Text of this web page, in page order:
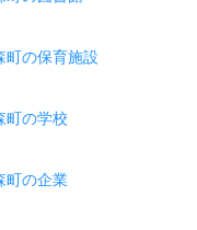
町の保育施設
町の学校
町の企業